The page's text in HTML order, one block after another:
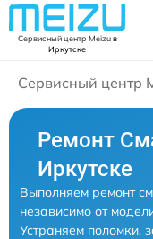
Сервисный центр Meizuв
Иркутске
Сервисный центр
Ремонт
Иркутске
Выполняем ремонт
независимо от
Устраняем поломки,